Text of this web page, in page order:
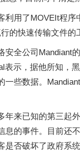
利用了MOVEIt程序
的快速传输文件的
安全公司Mandiant
表示，据他所知，
一些数据。
年来已知的第三起
息的事件。目前还
是否破坏了政府系统